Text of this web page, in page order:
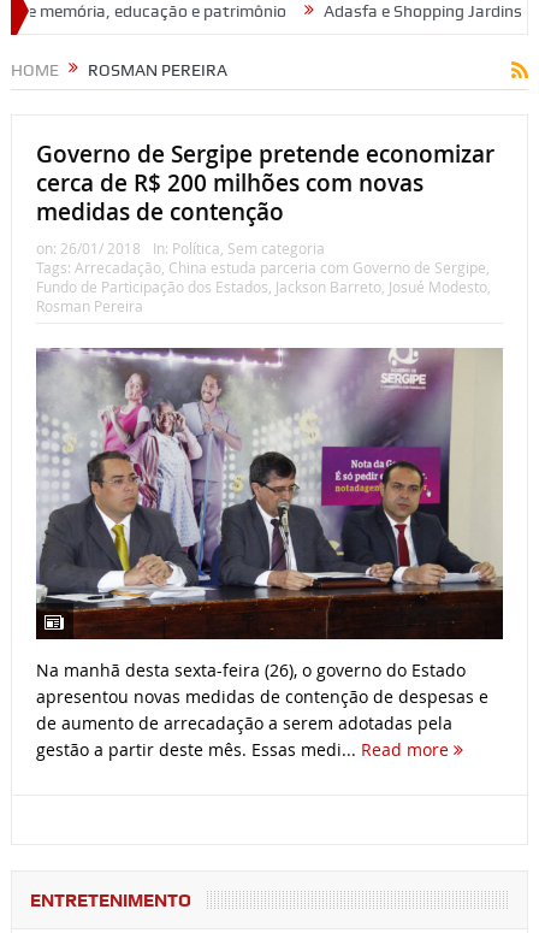
e patrimônio Adasfa e Shopping Jardins promovem ação de
HOME ROSMAN PEREIRA
Governo de Sergipe pretende economizar
cerca de R$ 200 milhões com novas
medidas de contenção
on: 26/01/ 2018 In: Política, Sem categoria
Tags: Arrecadação, China estuda parceria com Governo de Sergipe,
Fundo de Participação dos Estados, Jackson Barreto, Josué Modesto,
Rosman Pereira
Na manhã desta sexta-feira (26), o governo do Estado
apresentou novas medidas de contenção de despesas e
de aumento de arrecadação a serem adotadas pela
gestão a partir deste mês. Essas medi... Read more
ENTRETENIMENTO